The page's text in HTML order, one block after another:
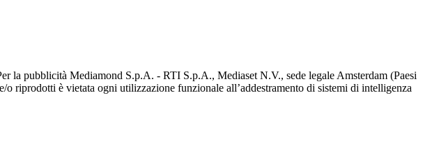
la pubblicità Mediamond S.p.A. - RTI S.p.A., Mediaset N.V., sede legale Amsterdam (Paesi
o riprodotti è vietata ogni utilizzazione funzionale all’addestramento di sistemi di intelligenza